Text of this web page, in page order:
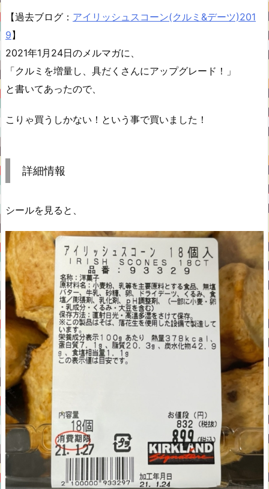
【過去ブログ： アイリッシュスコーン(クルミ&デーツ)201
9】
2021年1月24日のメルマガに、
「クルミを増量し、具だくさんにアップグレード！」
と書いてあったので、
こりゃ買うしかない！という事で買いました！
詳細情報
シールを見ると、